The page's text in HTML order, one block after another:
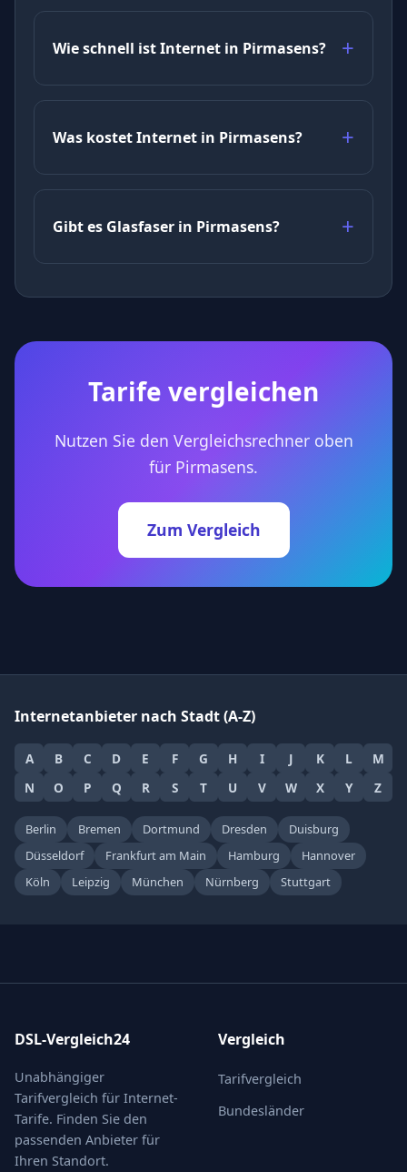
Wie schnell ist Internet in Pirmasens?
Was kostet Internet in Pirmasens?
Gibt es Glasfaser in Pirmasens?
Tarife vergleichen
Nutzen Sie den Vergleichsrechner oben
für Pirmasens.
Zum Vergleich
Internetanbieter nach Stadt (A-Z)
A B C D E F G H I J K L
M
N
O P Q R S T U V W X Y Z
Berlin Bremen Dortmund Dresden
Duisburg
Düsseldorf
Frankfurt am Main Hamburg
Hannover
Köln
Leipzig München Nürnberg Stuttgart
DSL-Vergleich24
Unabhängiger
Tarifvergleich für Internet-
Tarife. Finden Sie den
passenden Anbieter für
Ihren Standort.
Vergleich
Tarifvergleich
Bundesländer